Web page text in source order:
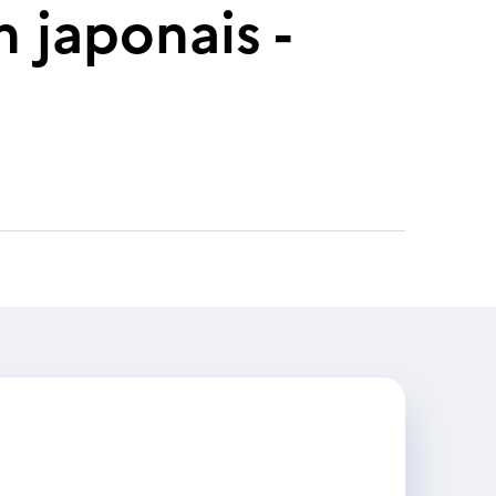
japonais -